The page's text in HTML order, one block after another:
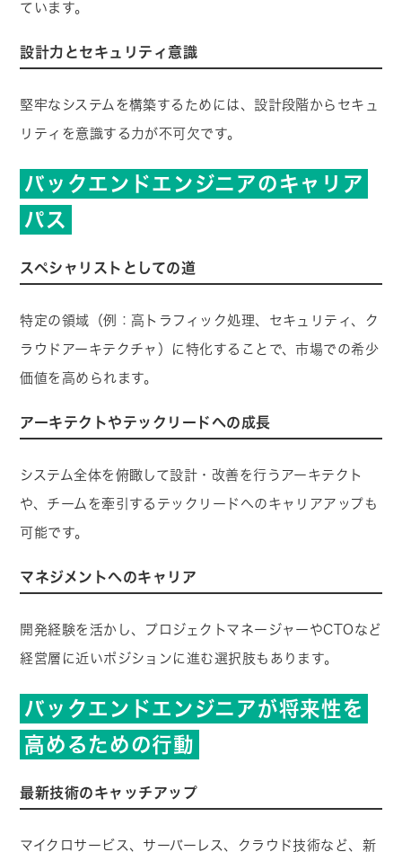
ています。
設計力とセキュリティ意識
堅牢なシステムを構築するためには、設計段階からセキュ
リティを意識する力が不可欠です。
バックエンドエンジニアのキャリア
パス
スペシャリストとしての道
特定の領域（例：高トラフィック処理、セキュリティ、ク
ラウドアーキテクチャ）に特化することで、市場での希少
価値を高められます。
アーキテクトやテックリードへの成長
システム全体を俯瞰して設計・改善を行うアーキテクト
や、チームを牽引するテックリードへのキャリアアップも
可能です。
マネジメントへのキャリア
開発経験を活かし、プロジェクトマネージャーやCTOなど
経営層に近いポジションに進む選択肢もあります。
バックエンドエンジニアが将来性を
高めるための行動
最新技術のキャッチアップ
マイクロサービス、サーバーレス、クラウド技術など、新